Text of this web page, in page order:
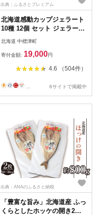
出典：ふるさとプレミアム
北海道感動カップジェラート
10種 12個 セット ジェラート
アイス カップ カップアイス
アイスクリーム シャーベット
オンライン 申請 ふるさと納
イーツ おやつ 新鮮 ミルク し
ぼりたて 絶品 詰め合わせ 中
標津町【1200103】
北海道 中標津町
寄付金額: 19,000円
4.6 （504件）
6サイトで掲載中
出典：ANAのふるさと納税
「豊富な旨み」北海道産 ふっ
くらとしたホッケの開き2枚